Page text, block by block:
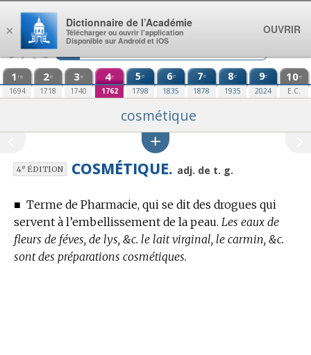
Aller au contenu
1 re
1694
2e
1718
3e
1740
4e
1762
5e
1798
6e
1835
7e
1878
8e
1935
9e
2024
10e
E.C.
cosmétique
4eÉDITION COSMÉTIQUE. adj. de t. g.
■ Terme de Pharmacie, qui se dit des drogues qui
servent à l’embellissement de la peau. Les eaux de
fleurs de féves, de lys, &c. le lait virginal, le carmin, &c.
sont des préparations cosmétiques.
×
Dictionnaire de l’Académie
Télécharger ou ouvrir l’application
Disponible sur Android et iOS
OUVRIR